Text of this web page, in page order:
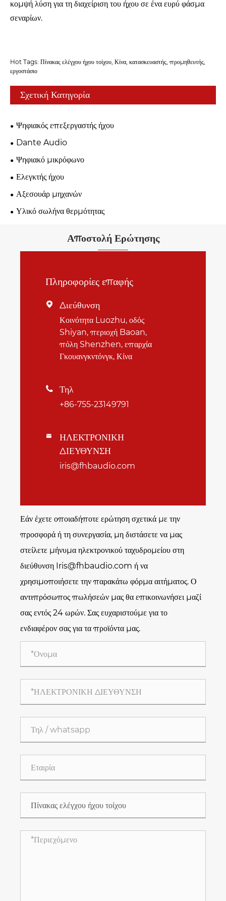
κομψή λύση για τη διαχείριση του ήχου σε ένα ευρύ φάσμα
σεναρίων.
Hot Tags: Πίνακας ελέγχου ήχου τοίχου, Κίνα, κατασκευαστής, προμηθευτής,
εργοστάσιο
Σχετική Κατηγορία
Ψηφιακός επεξεργαστής ήχου
Dante Audio
Ψηφιακό μικρόφωνο
Ελεγκτής ήχου
Αξεσουάρ μηχανών
Υλικό σωλήνα θερμότητας
Αποστολή Ερώτησης
Πληροφορίες επαφής
 Διεύθυνση
Κοινότητα Luozhu, οδός
Shiyan, περιοχή Baoan,
πόλη Shenzhen, επαρχία
Γκουανγκντόνγκ, Κίνα
 Τηλ
+86-755-23149791

ΗΛΕΚΤΡΟΝΙΚΗ
ΔΙΕΥΘΥΝΣΗ
iris@fhbaudio.com
Εάν έχετε οποιαδήποτε ερώτηση σχετικά με την
προσφορά ή τη συνεργασία, μη διστάσετε να μας
στείλετε μήνυμα ηλεκτρονικού ταχυδρομείου στη
διεύθυνση Iris@fhbaudio.com ή να
χρησιμοποιήσετε την παρακάτω φόρμα αιτήματος. Ο
αντιπρόσωπος πωλήσεών μας θα επικοινωνήσει μαζί
σας εντός 24 ωρών. Σας ευχαριστούμε για το
ενδιαφέρον σας για τα προϊόντα μας.